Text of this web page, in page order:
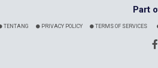
Part
TENTANG PRIVACY POLICY TERMS OF SERVICES